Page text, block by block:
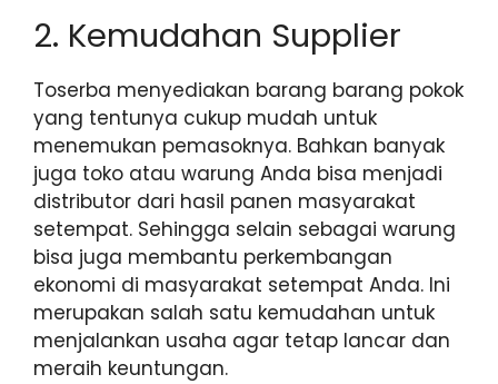
2. Kemudahan Supplier
Toserba menyediakan barang barang pokok
yang tentunya cukup mudah untuk
menemukan pemasoknya. Bahkan banyak
juga toko atau warung Anda bisa menjadi
distributor dari hasil panen masyarakat
setempat. Sehingga selain sebagai warung
bisa juga membantu perkembangan
ekonomi di masyarakat setempat Anda. Ini
merupakan salah satu kemudahan untuk
menjalankan usaha agar tetap lancar dan
meraih keuntungan.